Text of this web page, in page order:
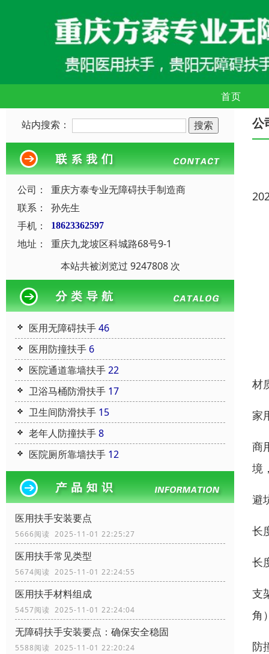
首页
站内搜索：
公司：
重庆方泰专业无障碍扶手制造商
联系：
孙先生
手机：
18623362597
地址：
重庆九龙坡区科城路68号9-1
本站共被浏览过 9247808 次
医用无障碍扶手46
医用防撞扶手 6
医院通道靠墙扶手22
卫浴马桶防滑扶手 17
卫生间防滑扶手 15
老年人防撞扶手8
医院厕所靠墙扶手 12
医用扶手安装要点
5666阅读 2025-11-01 22:25:27
医用扶手常见类型
5674阅读 2025-11-01 22:24:55
医用扶手材料组成
5457阅读 2025-11-01 22:24:04
无障碍扶手安装要点：确保安全稳固
5588阅读 2025-11-01 22:20:24
公
材
家
商
境
避
长
长
支
角
防